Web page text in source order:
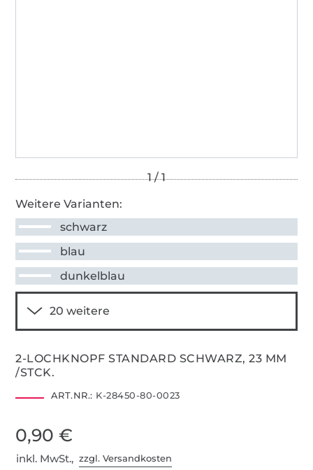
Weitere Varianten:
schwarz
blau
dunkelblau
2-LOCHKNOPF STANDARD SCHWARZ, 23 MM
/STCK.
ART.NR.: K-28450-80-0023
0,90 €
inkl. MwSt.,zzgl. Versandkosten